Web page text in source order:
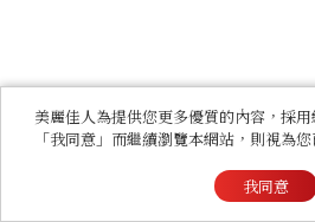
美麗佳人為提供您更多優質的內容，採
「我同意」而繼續瀏覽本網站，則視為
我同意